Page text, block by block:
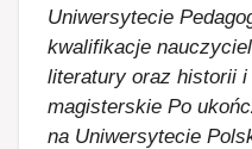
Uniwersytecie
kwalifikacje
literatury oraz historii i
magisterskie Po
na Uniwersytecie